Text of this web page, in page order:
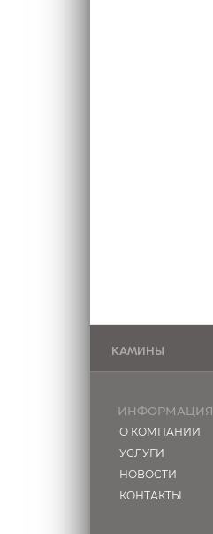
КАМИНЫ
ИНФОРМАЦИЯ
О КОМПАНИИ
УСЛУГИ
НОВОСТИ
КОНТАКТЫ